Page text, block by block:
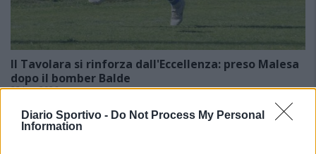
Diario Sportivo - Do Not Process My Personal
Information
Il Tavolara si rinforza dall'Eccellenza: preso Malesa
dopo il bomber Balde
23 Lug 2026
Neopromossa in Prima ma con la voglia di scalare ancora un'altra
categoria per tornare ad essere una protagonista del calcio sardo. Il
Tavolara ha vinto il campionato di Seconda battendo sul filo di…